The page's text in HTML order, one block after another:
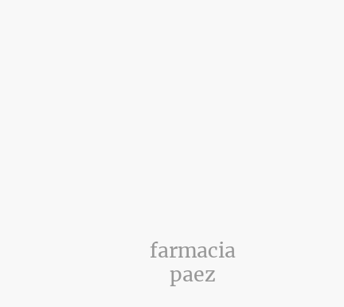
farmacia
paez